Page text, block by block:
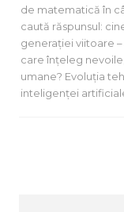
de matematică în
caută răspunsul:
generației viitoare
care înțeleg
umane? Evoluția
inteligenței